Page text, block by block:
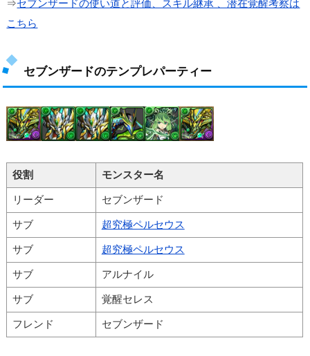
⇒セブンザードの使い道と評価、スキル継承 、潜在覚醒考察は
こちら
セブンザードのテンプレパーティー
役割 モンスター名
リーダー セブンザード
サブ 超究極ペルセウス
サブ 超究極ペルセウス
サブ アルナイル
サブ 覚醒セレス
フレンド セブンザード